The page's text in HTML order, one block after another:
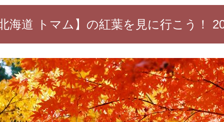
海道 トマム】の紅葉を見に行こう！